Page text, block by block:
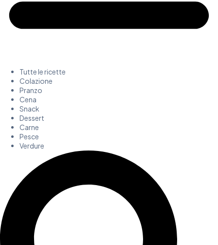
Tutte le ricette
Colazione
Pranzo
Cena
Snack
Dessert
Carne
Pesce
Verdure